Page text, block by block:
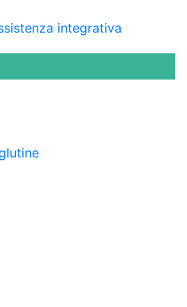
integrativa